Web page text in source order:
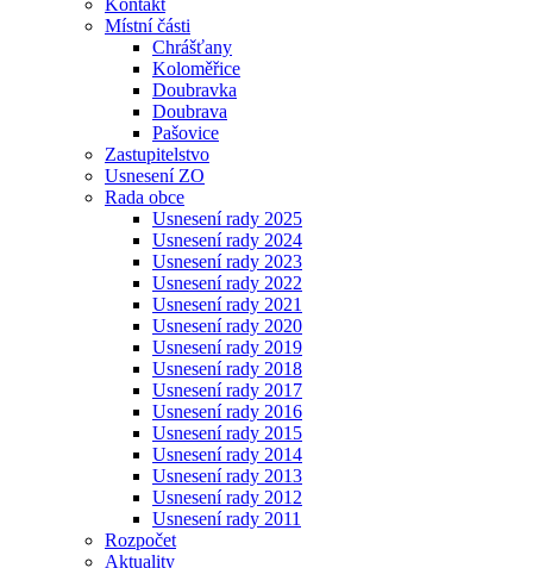
Kontakt
Místní části
Chrášťany
Koloměřice
Doubravka
Doubrava
Pašovice
Zastupitelstvo
Usnesení ZO
Rada obce
Usnesení rady 2025
Usnesení rady 2024
Usnesení rady 2023
Usnesení rady 2022
Usnesení rady 2021
Usnesení rady 2020
Usnesení rady 2019
Usnesení rady 2018
Usnesení rady 2017
Usnesení rady 2016
Usnesení rady 2015
Usnesení rady 2014
Usnesení rady 2013
Usnesení rady 2012
Usnesení rady 2011
Rozpočet
Aktuality